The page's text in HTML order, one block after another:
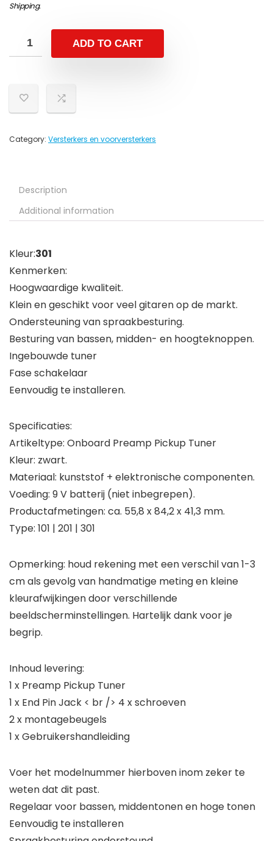
Shipping.
ADD TO CART
Category: Versterkers en voorversterkers
Description
Additional information
Kleur:301
Kenmerken:
Hoogwaardige kwaliteit.
Klein en geschikt voor veel gitaren op de markt.
Ondersteuning van spraakbesturing.
Besturing van bassen, midden- en hoogteknoppen.
Ingebouwde tuner
Fase schakelaar
Eenvoudig te installeren.
Specificaties:
Artikeltype: Onboard Preamp Pickup Tuner
Kleur: zwart.
Materiaal: kunststof + elektronische componenten.
Voeding: 9 V batterij (niet inbegrepen).
Productafmetingen: ca. 55,8 x 84,2 x 41,3 mm.
Type: 101 | 201 | 301
Opmerking: houd rekening met een verschil van 1-3
cm als gevolg van handmatige meting en kleine
kleurafwijkingen door verschillende
beeldscherminstellingen. Hartelijk dank voor je
begrip.
Inhoud levering:
1 x Preamp Pickup Tuner
1 x End Pin Jack < br /> 4 x schroeven
2 x montagebeugels
1 x Gebruikershandleiding
Voer het modelnummer hierboven inom zeker te
weten dat dit past.
Regelaar voor bassen, middentonen en hoge tonen
Eenvoudig te installeren